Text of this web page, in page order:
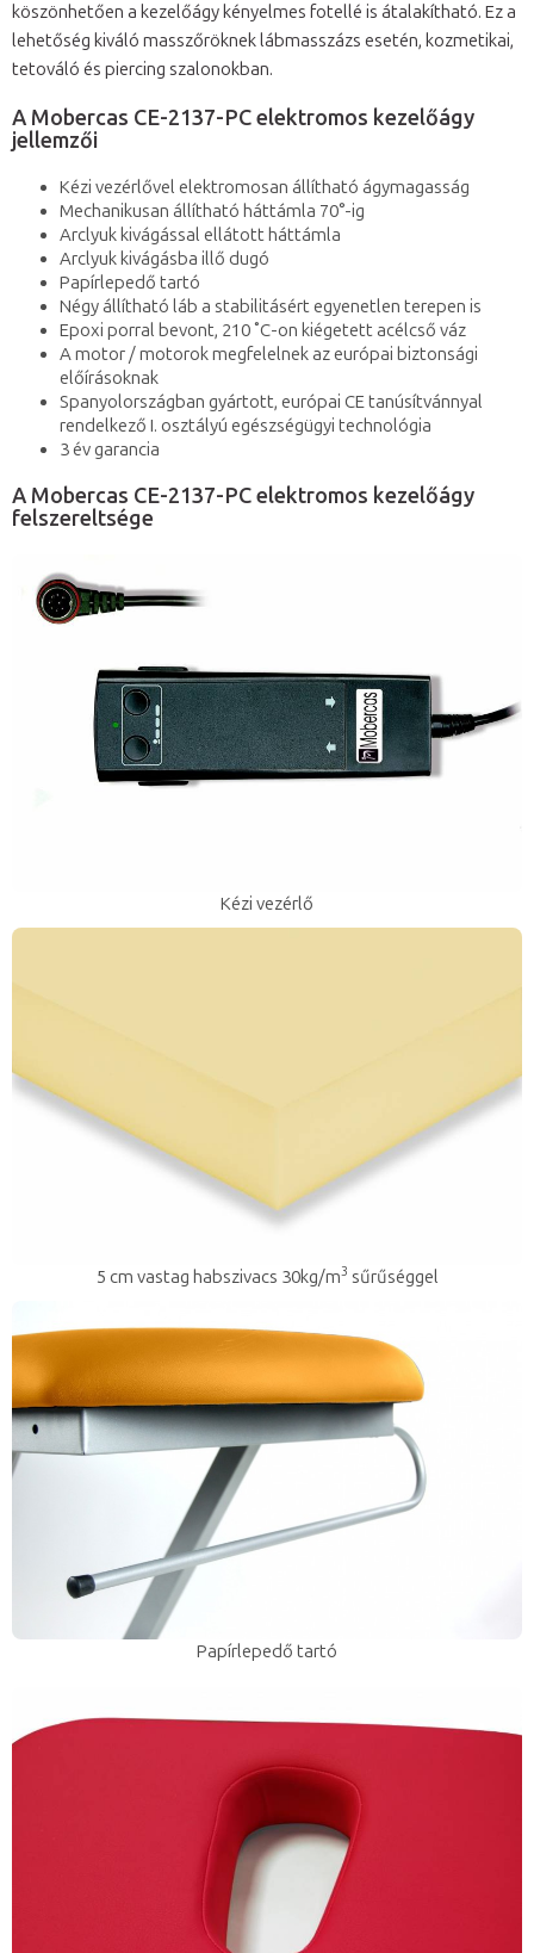
köszönhetően a kezelőágy kényelmes fotellé is átalakítható. Ez a
lehetőség kiváló masszőröknek lábmasszázs esetén, kozmetikai,
tetováló és piercing szalonokban.
A Mobercas CE-2137-PC elektromos kezelőágy
jellemzői
Kézi vezérlővel elektromosan állítható ágymagasság
Mechanikusan állítható háttámla 70°-ig
Arclyuk kivágással ellátott háttámla
Arclyuk kivágásba illő dugó
Papírlepedő tartó
Négy állítható láb a stabilitásért egyenetlen terepen is
Epoxi porral bevont, 210 ˚C-on kiégetett acélcső váz
A motor / motorok megfelelnek az európai biztonsági
előírásoknak
Spanyolországban gyártott, európai CE tanúsítvánnyal
rendelkező I. osztályú egészségügyi technológia
3 év garancia
A Mobercas CE-2137-PC elektromos kezelőágy
felszereltsége
Kézi vezérlő
5 cm vastag habszivacs 30kg/m3 sűrűséggel
Papírlepedő tartó